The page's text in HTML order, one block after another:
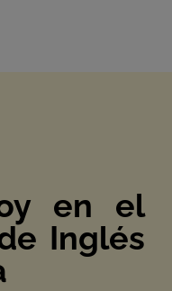
en el
Inglés